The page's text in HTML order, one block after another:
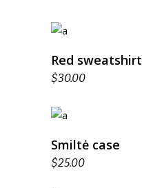
Red sweatshirt
$30.00
Smiltė case
$25.00